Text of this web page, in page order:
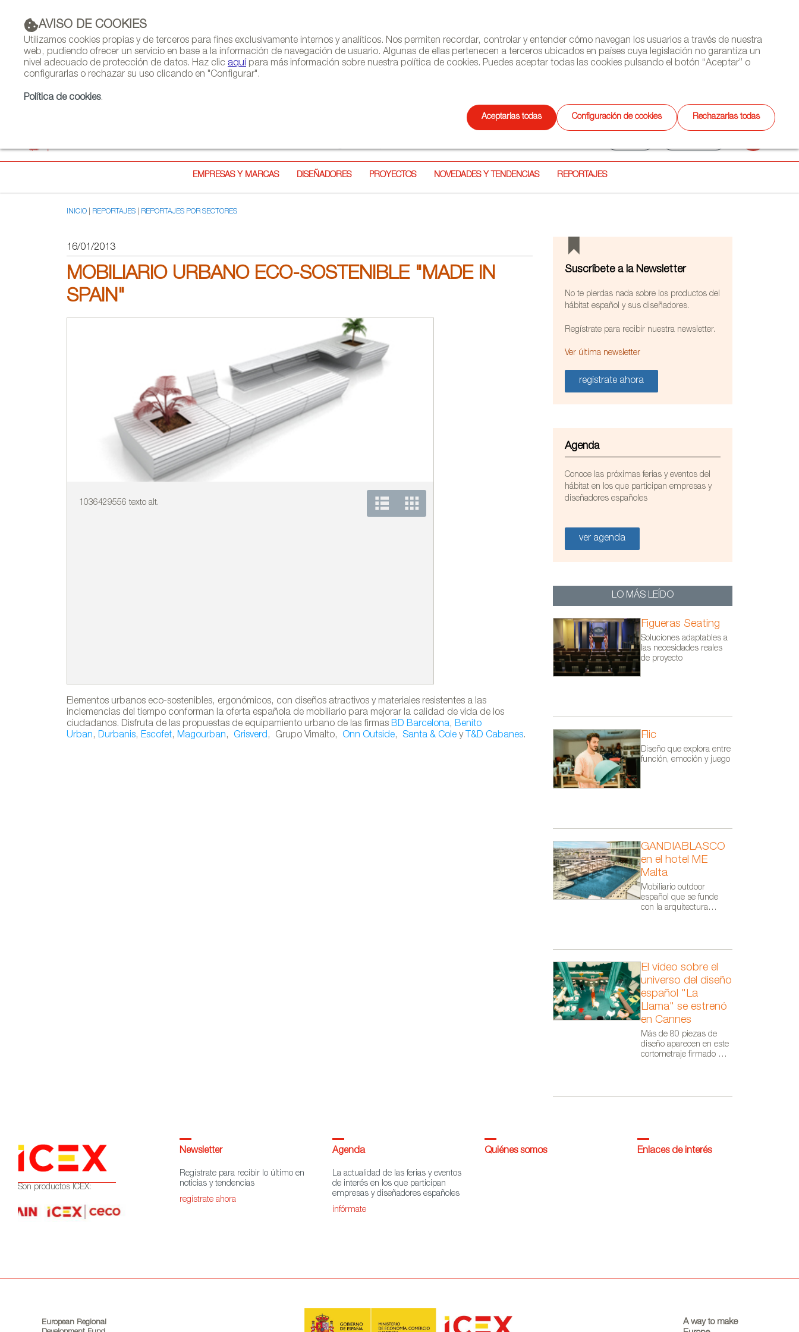
AVISO DE COOKIES
Utilizamos cookies propias y de terceros para fines exclusivamente internos y analíticos. Nos permiten recordar, controlar y entender cómo navegan los usuarios a través de nuestra
web, pudiendo ofrecer un servicio en base a la información de navegación de usuario. Algunas de ellas pertenecen a terceros ubicados en países cuya legislación no garantiza un
nivel adecuado de protección de datos. Haz clic aquí para más información sobre nuestra política de cookies. Puedes aceptar todas las cookies pulsando el botón “Aceptar” o
configurarlas o rechazar su uso clicando en "Configurar".
Política de cookies.
Aceptarlas todas Configuración de cookies Rechazarlas todas
PUBLICIDAD
(+34) 913 497 100 |
idioma
EMPRESAS Y MARCAS DISEÑADORES PROYECTOS NOVEDADES Y TENDENCIAS REPORTAJES
INICIO REPORTAJES REPORTAJES POR SECTORES
16/01/2013
MOBILIARIO URBANO ECO-SOSTENIBLE "MADE IN
SPAIN"
1036429556 texto alt.
1565684408 texto alt.
Elementos urbanos eco-sostenibles, ergonómicos, con diseños atractivos y materiales resistentes a las
inclemencias del tiempo conforman la oferta española de mobiliario para mejorar la calidad de vida de los
ciudadanos. Disfruta de las propuestas de equipamiento urbano de las firmas BD Barcelona, Benito
Urban, Durbanis, Escofet, Magourban, Grisverd, Grupo Vimalto, Onn Outside, Santa & Cole y T&D Cabanes.
Suscríbete a la Newsletter
No te pierdas nada sobre los productos del
hábitat español y sus diseñadores.
Regístrate para recibir nuestra newsletter.
Ver última newsletter
regístrate ahora
Agenda
Conoce las próximas ferias y eventos del
hábitat en los que participan empresas y
diseñadores españoles
ver agenda
LO MÁS LEÍDO
Figueras Seating
Soluciones adaptables a
las necesidades reales
de proyecto
Flic
Diseño que explora entre
función, emoción y juego
GANDIABLASCO
en el hotel ME
Malta
Mobiliario outdoor
español que se funde
con la arquitectura
El vídeo sobre el
universo del diseño
español "La
Llama" se estrenó
en Cannes
Más de 80 piezas de
diseño aparecen en este
cortometraje firmado por
Son productos ICEX:
Newsletter
Regístrate para recibir lo último en
noticias y tendencias
regístrate ahora
Agenda
La actualidad de las ferias y eventos
de interés en los que participan
empresas y diseñadores españoles
infórmate
Quiénes somos Enlaces de interés
European Regional
A way to make